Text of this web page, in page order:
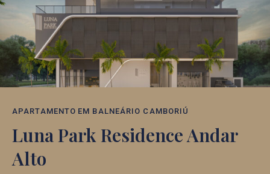
APARTAMENTO EM BALNEÁRIO CAMBORIÚ
Luna Park Residence Andar
Alto